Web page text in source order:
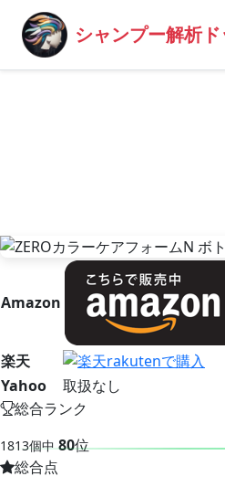
シャンプー解析
Amazon
楽天
Yahoo
取扱なし
総合ランク
1813個中 80位
総合点